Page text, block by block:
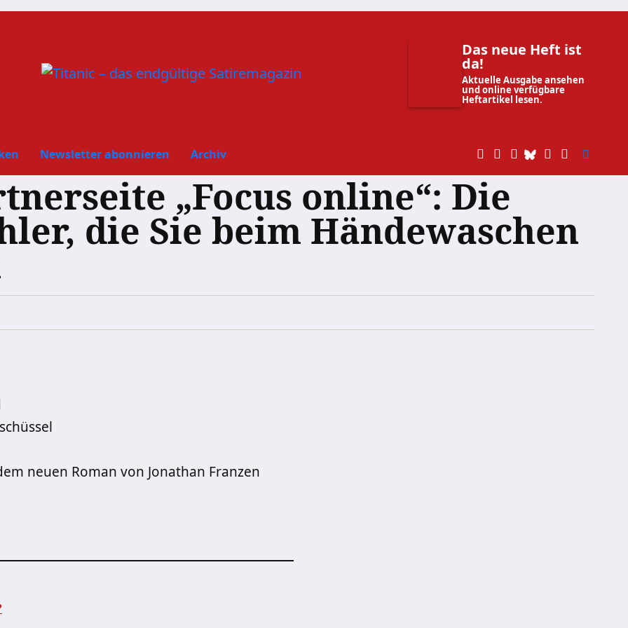
Das neue Heft ist
da!
Aktuelle Ausgabe ansehen
und online verfügbare
Heftartikel lesen.
Newsletter abonnieren Archiv
„Focus online“: Die
die Sie beim Händewaschen
neuen Roman von Jonathan Franzen